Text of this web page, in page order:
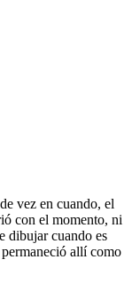
vez en cuando, el
con el momento, ni
dibujar cuando es
allí como